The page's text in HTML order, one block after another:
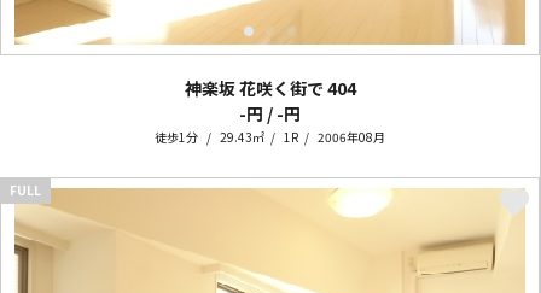
神楽坂 花咲く街で 404
-円 / -円
徒歩1分 29.43㎡ 1R 2006年08月
FULL